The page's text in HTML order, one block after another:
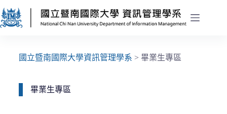
國立暨南國際大學資訊管理學系 > 畢業生專區
畢業生專區